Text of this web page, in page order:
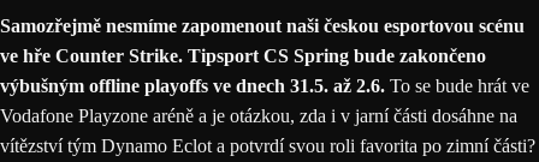
Samozřejmě nesmíme zapomenout naši českou esportovou scénu
ve hře Counter Strike. Tipsport CS Spring bude zakončeno
výbušným offline playoffs ve dnech 31.5. až 2.6. To se bude hrát ve
Vodafone Playzone aréně a je otázkou, zda i v jarní části dosáhne na
vítězství tým Dynamo Eclot a potvrdí svou roli favorita po zimní části?